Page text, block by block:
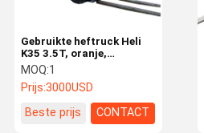
Gebruikte heftruck Heli
K35 3.5T, oranje,
duurzaam staal, voor
betrouwbare
materiaalbehandeling in
fabrieken, magazijnen en
werven
MOQ:1
Prijs:3000USD
Beste prijs
CONTACT